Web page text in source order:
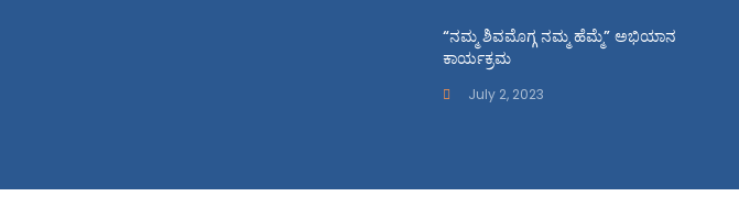
“ನಮ್ಮ ಶಿವಮೊಗ್ಗ ನಮ್ಮ ಹೆಮ್ಮೆ” ಅಭಿಯಾನ
ಕಾರ್ಯಕ್ರಮ
July 2, 2023